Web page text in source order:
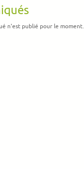
n'est publié pour le moment.